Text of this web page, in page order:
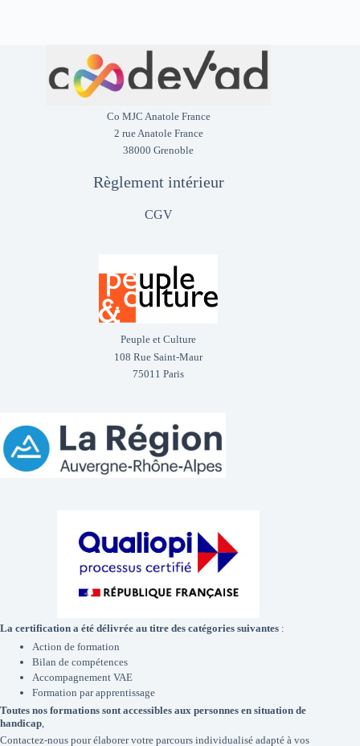
Co MJC Anatole France
2 rue Anatole France
38000 Grenoble
Règlement intérieur
CGV
Peuple et Culture
108 Rue Saint-Maur
75011 Paris
La certification a été délivrée au titre des catégories suivantes :
Action de formation
Bilan de compétences
Accompagnement VAE
Formation par apprentissage
Toutes nos formations sont accessibles aux personnes en situation de
handicap,
Contactez-nous pour élaborer votre parcours individualisé adapté à vos